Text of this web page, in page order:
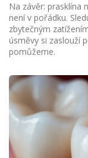
Na závěr: prasklína
není v pořádku.
zbytečným
úsměvy si zaslouží
pomůžeme.